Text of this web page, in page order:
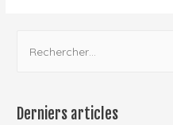
hDerniers articles